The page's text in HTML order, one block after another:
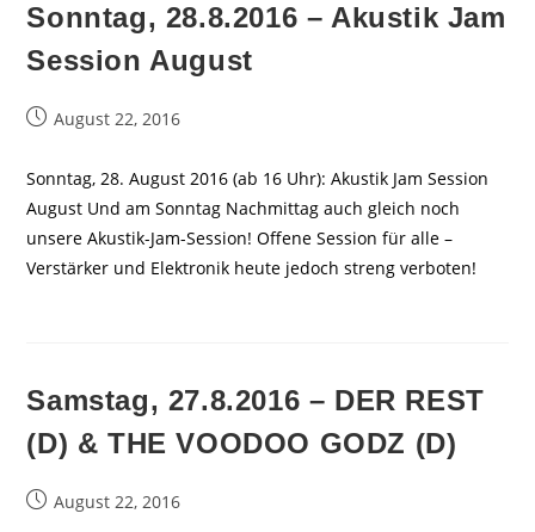
Sonntag, 28.8.2016 – Akustik Jam
Session August
BeitragAugust 22, 2016
Sonntag, 28. August 2016 (ab 16 Uhr): Akustik Jam Session
August Und am Sonntag Nachmittag auch gleich noch
unsere Akustik-Jam-Session! Offene Session für alle –
Verstärker und Elektronik heute jedoch streng verboten!
Samstag, 27.8.2016 – DER REST
(D) & THE VOODOO GODZ (D)
BeitragAugust 22, 2016